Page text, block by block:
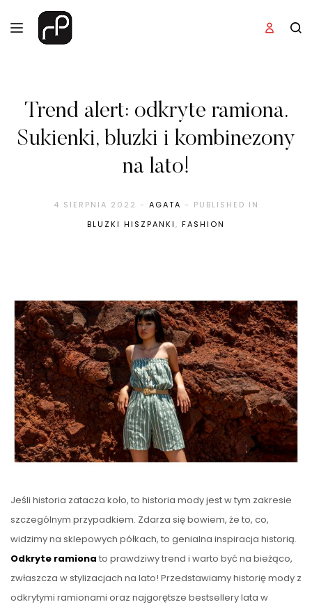
Trend alert: odkryte ramiona.
Sukienki, bluzki i kombinezony
na lato!
4 SIERPNIA 2022 - AGATA - PUBLISHED IN
BLUZKI HISZPANKI, FASHION
Jeśli historia zatacza koło, to historia mody jest w tym zakresie
szczególnym przypadkiem. Zdarza się bowiem, że to, co,
widzimy na sklepowych półkach, to genialna inspiracja historią.
Odkryte ramiona to prawdziwy trend i warto być na bieżąco,
zwłaszcza w stylizacjach na lato! Przedstawiamy historię mody z
odkrytymi ramionami oraz najgorętsze bestsellery lata w